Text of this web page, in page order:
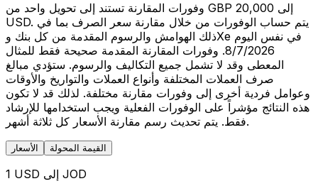
وفورات المقارنة تستند إلى تحويل واحد من GBP 20,000 إلى
USD. يتم حساب الوفورات من خلال مقارنة سعر الصرف بما في
ذلك الهوامش والرسوم المقدمة من كل بنك وXe في نفس اليوم
8/7/2026. وفورات المقارنة المقدمة صحيحة فقط للمثال
المعطى وقد لا تشمل جميع التكاليف والرسوم. ستؤدي مبالغ
صرف العملات المختلفة وأنواع العملات والتواريخ والأوقات
وعوامل فردية أخرى إلى وفورات مقارنة مختلفة. لذلك قد لا تكون
هذه النتائج مؤشراً على الوفورات الفعلية ويجب استخدامها للإرشاد
فقط. يتم تحديث رسم مقارنة الأسعار كل ثلاثة أشهر.
الأسعار القيمة المحولة
1 USD إلى JOD